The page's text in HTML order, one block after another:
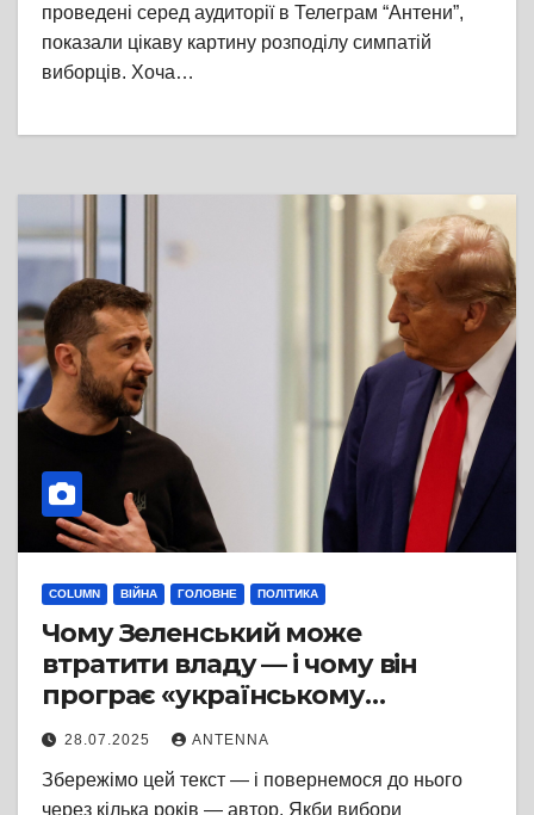
проведені серед аудиторії в Телеграм “Антени”,
показали цікаву картину розподілу симпатій
виборців. Хоча…
COLUMN ВІЙНА ГОЛОВНЕ ПОЛІТИКА
Чому Зеленський може
втратити владу — і чому він
програє «українському
трампізму»
28.07.2025 ANTENNA
Збережімо цей текст — і повернемося до нього
через кілька років — автор. Якби вибори